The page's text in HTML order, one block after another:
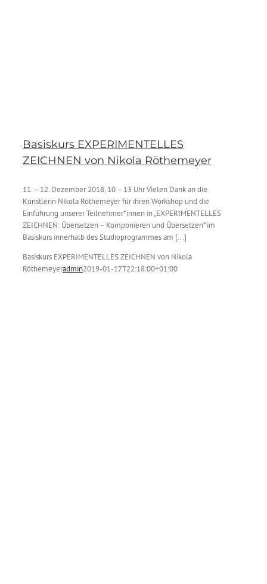
Basiskurs EXPERIMENTELLES
ZEICHNEN von Nikola Röthemeyer
11. – 12. Dezember 2018, 10 – 13 Uhr Vielen Dank an die
Künstlerin Nikola Röthemeyer für ihren Workshop und die
Einführung unserer Teilnehmer*innen in „EXPERIMENTELLES
ZEICHNEN: Übersetzen – Komponieren und Übersetzen“ im
Basiskurs innerhalb des Studioprogrammes am [...]
Basiskurs EXPERIMENTELLES ZEICHNEN von Nikola
Röthemeyeradmin2019-01-17T22:18:00+01:00